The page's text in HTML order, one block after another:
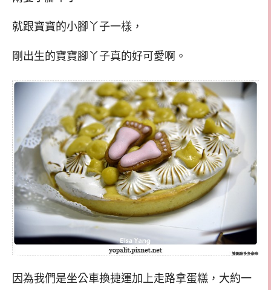
就跟寶寶的小腳丫子一樣，
剛出生的寶寶腳丫子真的好可愛啊。
因為我們是坐公車換捷運加上走路拿蛋糕，大約一